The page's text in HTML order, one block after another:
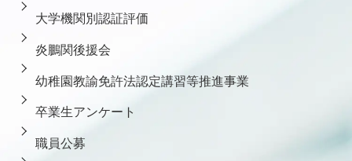
大学機関別認証評価
炎鵬関後援会
幼稚園教諭免許法認定講習等推進事業
卒業生アンケート
職員公募